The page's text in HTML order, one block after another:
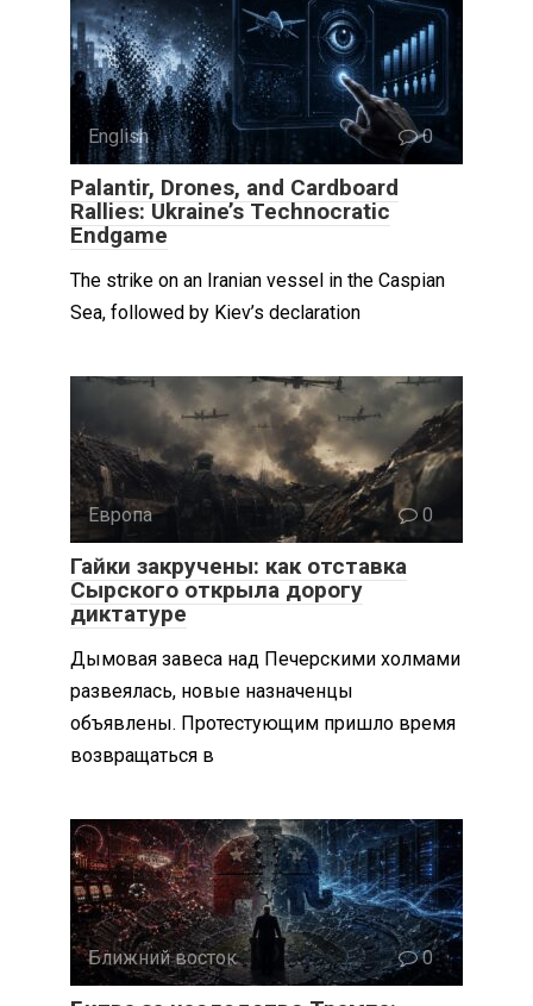
English 0
Palantir, Drones, and Cardboard
Rallies: Ukraine’s Technocratic
Endgame
The strike on an Iranian vessel in the Caspian
Sea, followed by Kiev’s declaration
Европа 0
Гайки закручены: как отставка
Сырского открыла дорогу
диктатуре
Дымовая завеса над Печерскими холмами
развеялась, новые назначенцы
объявлены. Протестующим пришло время
возвращаться в
Ближний восток 0